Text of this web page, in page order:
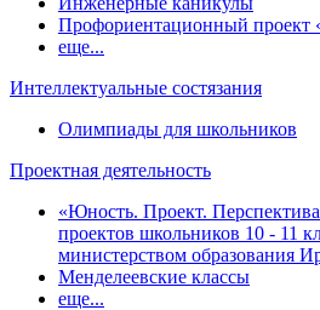
Профориентационный проект
еще...
Интеллектуальные состязания
Олимпиады для школьников
Проектная деятельность
«Юность. Проект.
проектов школьников 10 - 11
министерством образования
Менделеевские классы
еще...